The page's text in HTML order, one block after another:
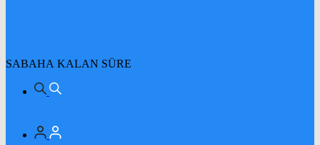
SABAHA KALAN SÜRE